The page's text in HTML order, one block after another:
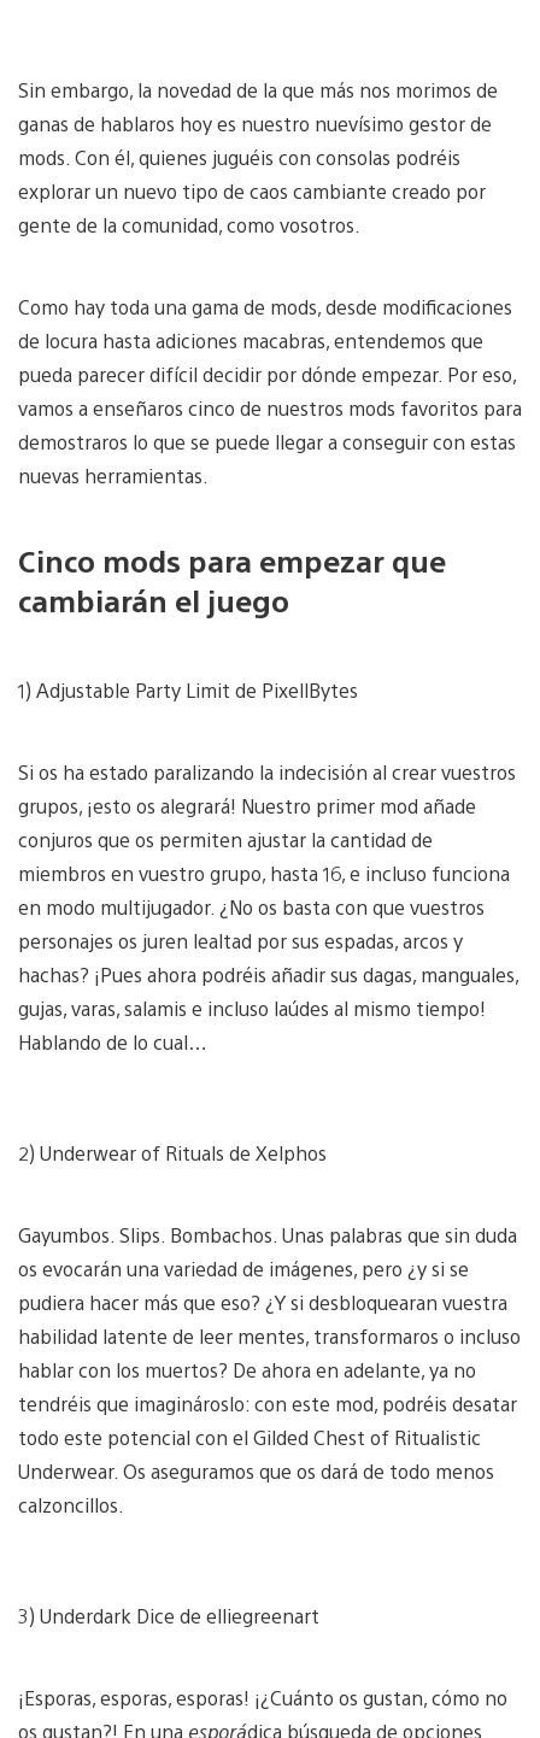
Sin embargo, la novedad de la que más nos morimos de
ganas de hablaros hoy es nuestro nuevísimo gestor de
mods. Con él, quienes juguéis con consolas podréis
explorar un nuevo tipo de caos cambiante creado por
gente de la comunidad, como vosotros.
Como hay toda una gama de mods, desde modificaciones
de locura hasta adiciones macabras, entendemos que
pueda parecer difícil decidir por dónde empezar. Por eso,
vamos a enseñaros cinco de nuestros mods favoritos para
demostraros lo que se puede llegar a conseguir con estas
nuevas herramientas.
Cinco mods para empezar que
cambiarán el juego
1) Adjustable Party Limit de PixellBytes
Si os ha estado paralizando la indecisión al crear vuestros
grupos, ¡esto os alegrará! Nuestro primer mod añade
conjuros que os permiten ajustar la cantidad de
miembros en vuestro grupo, hasta 16, e incluso funciona
en modo multijugador. ¿No os basta con que vuestros
personajes os juren lealtad por sus espadas, arcos y
hachas? ¡Pues ahora podréis añadir sus dagas, manguales,
gujas, varas, salamis e incluso laúdes al mismo tiempo!
Hablando de lo cual…
2) Underwear of Rituals de Xelphos
Gayumbos. Slips. Bombachos. Unas palabras que sin duda
os evocarán una variedad de imágenes, pero ¿y si se
pudiera hacer más que eso? ¿Y si desbloquearan vuestra
habilidad latente de leer mentes, transformaros o incluso
hablar con los muertos? De ahora en adelante, ya no
tendréis que imaginároslo: con este mod, podréis desatar
todo este potencial con el Gilded Chest of Ritualistic
Underwear. Os aseguramos que os dará de todo menos
calzoncillos.
3) Underdark Dice de elliegreenart
¡Esporas, esporas, esporas! ¡¿Cuánto os gustan, cómo no
os gustan?! En una esporádica búsqueda de opciones